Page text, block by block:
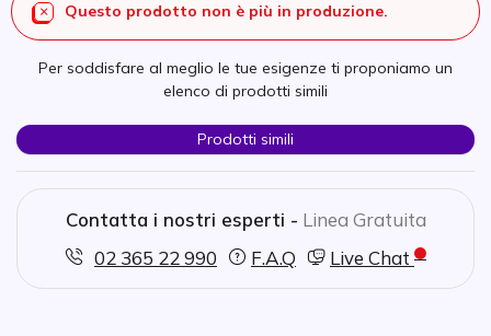
Questo prodotto non è più in produzione.
Per soddisfare al meglio le tue esigenze ti proponiamo un
elenco di prodotti simili
Prodotti simili
Contatta i nostri esperti - Linea Gratuita
02 365 22 990
F.A.Q Live Chat